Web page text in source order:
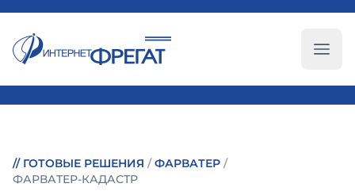
// ГОТОВЫЕ РЕШЕНИЯ / ФАРВАТЕР /
ФАРВАТЕР-КАДАСТР